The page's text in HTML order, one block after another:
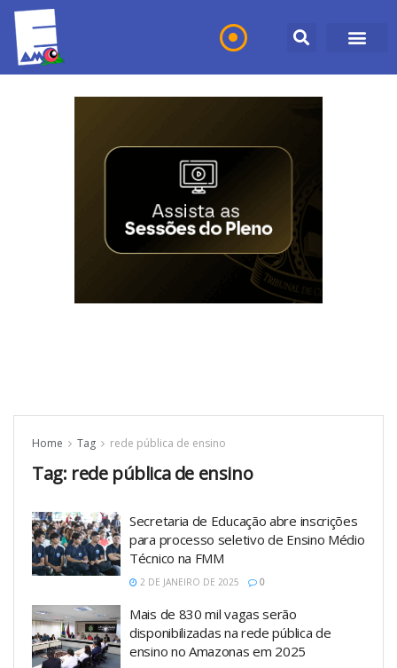
Home Tag rede pública de ensino
Tag: rede pública de ensino
Secretaria de Educação abre inscrições
para processo seletivo de Ensino Médio
Técnico na FMM
2 DE JANEIRO DE 2025 0
Mais de 830 mil vagas serão
disponibilizadas na rede pública de
ensino no Amazonas em 2025